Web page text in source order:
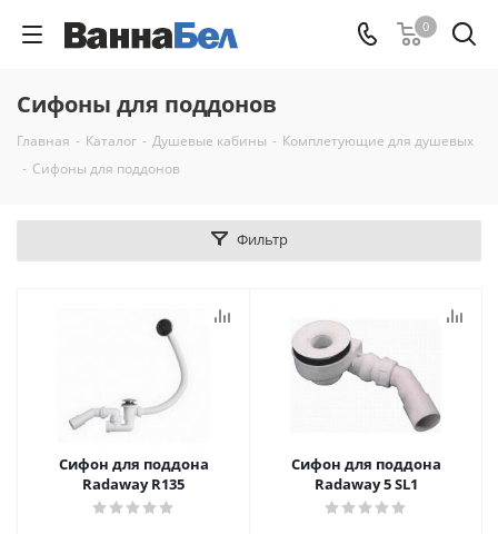
0
Сифоны для поддонов
Главная - Каталог - Душевые кабины - Комплетующие для душевых
- Сифоны для поддонов
Фильтр
Сифон для поддона
Radaway R135
Сифон для поддона
Radaway 5 SL1